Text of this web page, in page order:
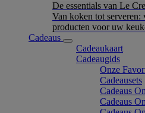
De essentials van Le
Van koken tot serveren:
producten voor uw
Cadeaus
Cadeaukaart
Cadeaugids
Onze
Cadeausets
Cadeaus
Cadeaus